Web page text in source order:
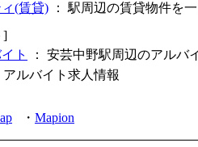
(賃貸) ： 駅周辺の賃貸物件を
]
ト
： 安芸中野駅周辺のアルバ
アルバイト求人情報
・ Mapion